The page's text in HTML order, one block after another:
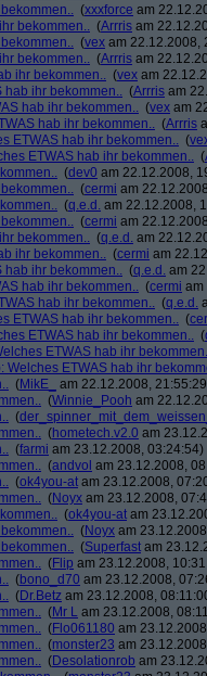
(xxxforce am
bekommen.. (Arrris am
(vex am 22.12.2008,
bekommen.. (Arrris am
ihr bekommen.. (vex am
hab ihr bekommen.. (Arrris am
hab ihr bekommen.. (vex am
hab ihr bekommen.. (Arrris
ETWAS hab ihr bekommen.. (
ETWAS hab ihr bekommen.. (
(dev0 am 22.12.2008,
(cermi am
(q.e.d. am 22.12.2008,
(cermi am
bekommen.. (q.e.d. am
ihr bekommen.. (cermi am
hab ihr bekommen.. (q.e.d. am
hab ihr bekommen.. (cermi am
hab ihr bekommen.. (q.e.d.
ETWAS hab ihr bekommen.. (
ETWAS hab ihr bekommen.. (
ETWAS hab ihr
Welches ETWAS hab ihr
(MikE_
am 22.12.2008,
(Winnie_Pooh am
(
(hometech.v2.0 am
(farmi am 23.12.2008, 03:24:54)
(andvol am 23.12.2008,
(ok4you-at am 23.12.2008,
(Noyx am 23.12.2008,
(ok4you-at am
(Noyx am
(Superfast am
(Flip am 23.12.2008,
(bono_d70 am 23.12.2008,
(Dr.Betz am 23.12.2008,
(Mr L am 23.12.2008,
(Flo061180 am
(monster23 am
(Desolationrob am